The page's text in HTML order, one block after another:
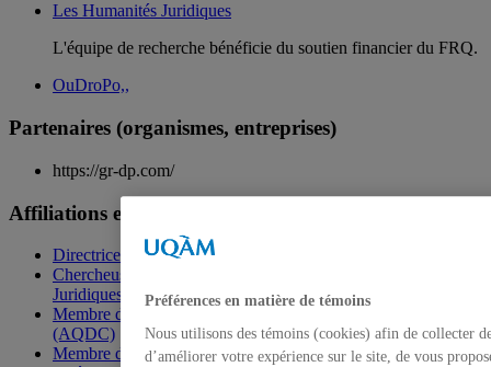
Les Humanités Juridiques
L'équipe de recherche bénéficie du soutien financier du FRQ.
OuDroPo,,
Partenaires (organismes, entreprises)
https://gr-dp.com/
Affiliations externes principales
Directrice du Groupe de réflexion en droit privé (GRDP)
Chercheuse, Groupe de recherche sur les Humanités
Juridiques
Membre du CA de l'Association québécoise de droit comparé
(AQDC)
Membre du CA de l'Association Henri Capitant, Section
Préférences en matière de témoins
Nous utilisons des témoins (cookies) afin de collecter
d’améliorer votre expérience sur le site, de vous